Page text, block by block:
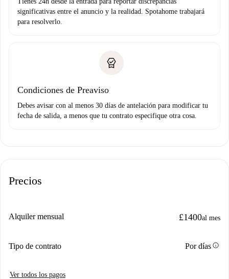
significativas entre el anuncio y la realidad. Spotahome trabajará
para resolverlo.
Condiciones de Preaviso
Debes avisar con al menos 30 días de antelación para modificar tu
fecha de salida, a menos que tu contrato especifique otra cosa.
Precios
Alquiler mensual £1400al mes
Tipo de contrato Por díasinfo
Ver todos los pagos